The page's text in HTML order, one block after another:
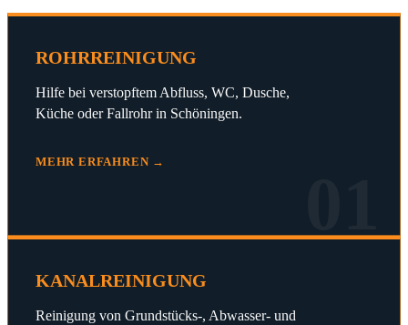
ROHRREINIGUNG
Hilfe bei verstopftem Abfluss, WC, Dusche,
Küche oder Fallrohr in Schöningen.
MEHR ERFAHREN →
KANALREINIGUNG
Reinigung von Grundstücks-, Abwasser- und